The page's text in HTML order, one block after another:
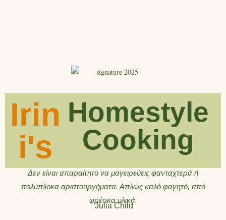
Irin
i's
Homestyle
Cooking
Δεν είναι απαραίτητο να μαγειρεύεις φανταχτερά ή
πολύπλοκα αριστουργήματα. Απλώς καλό φαγητό, από
φρέσκα υλικά.
Julia Child